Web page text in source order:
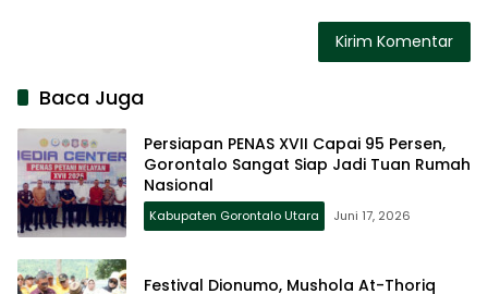
Baca Juga
Persiapan PENAS XVII Capai 95 Persen,
Gorontalo Sangat Siap Jadi Tuan Rumah
Nasional
Kabupaten Gorontalo Utara Juni 17, 2026
Festival Dionumo, Mushola At-Thoriq